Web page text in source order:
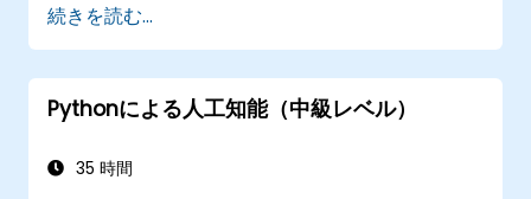
CRISP-DMフレームワークや統計解析、教師あ
り・教師なし学習、TensorFlowを用いた深層学
習、自然言語処理、Sparkによるビッグデータ処
理、さらにデータに基づくストーリー表現の手法
ンスの資格取得を目指す初心者の方や、即戦力と
続きを読む...
Pythonによる人工知能（中級レベル）
35 時間